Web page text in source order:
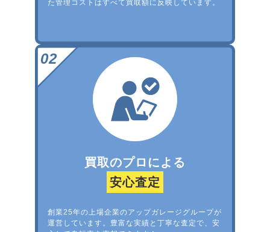
た管理コストはすべて買取額に反映しています。
買取のプロによる
安心査定
創業25年の上場企業のアップガレージグループが
運営しています。豊富な実績と丁寧な査定で、安